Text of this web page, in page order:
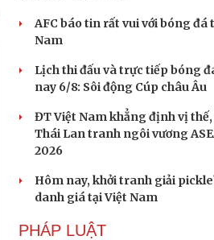
AFC báo tin rất vui với bóng đá
Nam
Lịch thi đấu và trực tiếp bóng
nay 6/8: Sôi động Cúp châu Âu
ĐT Việt Nam khẳng định vị
Thái Lan tranh ngôi vương
2026
Hôm nay, khởi tranh giải
danh giá tại Việt Nam
PHÁP LUẬT